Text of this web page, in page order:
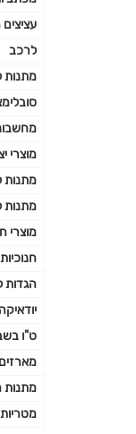
לרכב
מתנות
מוצרי
מתנות
מתנות
מוצרי
הגדות
יודאיקה
ט"ו
מתנות
מטריות